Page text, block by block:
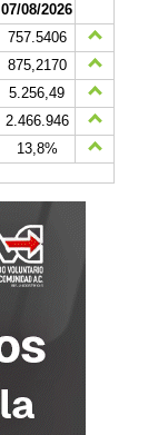
07/08/2026
757.5406
875,2170
5.256,49
2.466.946
13,8%